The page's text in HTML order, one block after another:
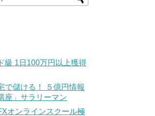
級 1日100万円以上獲得
で儲ける！ ５億円情報
座」サラリーマン
オンラインスクール極